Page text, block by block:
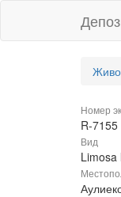
Номер
R-7155
Вид
Limosa